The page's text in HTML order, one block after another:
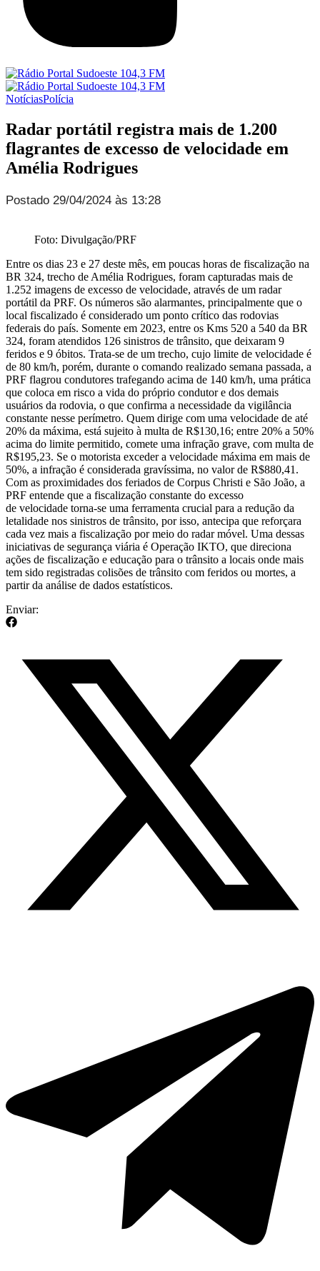
NotíciasPolícia
Radar portátil registra mais de 1.200
flagrantes de excesso de velocidade em
Amélia Rodrigues
Postado 29/04/2024 às 13:28
Foto: Divulgação/PRF
Entre os dias 23 e 27 deste mês, em poucas horas de fiscalização na
BR 324, trecho de Amélia Rodrigues, foram capturadas mais de
1.252 imagens de excesso de velocidade, através de um radar
portátil da PRF. Os números são alarmantes, principalmente que o
local fiscalizado é considerado um ponto crítico das rodovias
federais do país. Somente em 2023, entre os Kms 520 a 540 da BR
324, foram atendidos 126 sinistros de trânsito, que deixaram 9
feridos e 9 óbitos. Trata-se de um trecho, cujo limite de velocidade é
de 80 km/h, porém, durante o comando realizado semana passada, a
PRF flagrou condutores trafegando acima de 140 km/h, uma prática
que coloca em risco a vida do próprio condutor e dos demais
usuários da rodovia, o que confirma a necessidade da vigilância
constante nesse perímetro. Quem dirige com uma velocidade de até
20% da máxima, está sujeito à multa de R$130,16; entre 20% a 50%
acima do limite permitido, comete uma infração grave, com multa de
R$195,23. Se o motorista exceder a velocidade máxima em mais de
50%, a infração é considerada gravíssima, no valor de R$880,41.
Com as proximidades dos feriados de Corpus Christi e São João, a
PRF entende que a fiscalização constante do excesso
de velocidade torna-se uma ferramenta crucial para a redução da
letalidade nos sinistros de trânsito, por isso, antecipa que reforçara
cada vez mais a fiscalização por meio do radar móvel. Uma dessas
iniciativas de segurança viária é Operação IKTO, que direciona
ações de fiscalização e educação para o trânsito a locais onde mais
tem sido registradas colisões de trânsito com feridos ou mortes, a
partir da análise de dados estatísticos.
Enviar: